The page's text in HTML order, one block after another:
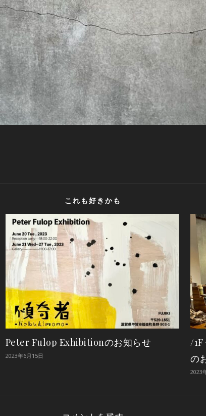
これも好きかも
Peter Fulop Exhibitionのお知らせ
2023年6月15日
/
の
2023